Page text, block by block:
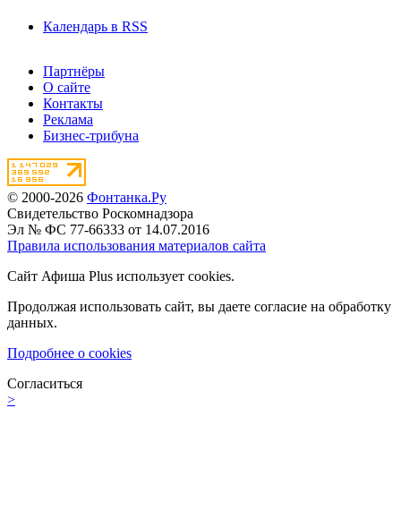
Календарь в RSS
Партнёры
О сайте
Контакты
Реклама
Бизнес-трибуна
© 2000-2026 Фонтанка.Ру
Свидетельство Роскомнадзора
Эл № ФС 77-66333 от 14.07.2016
Правила использования материалов сайта
Сайт Афиша Plus использует cookies.
Продолжая использовать сайт, вы даете согласие на обработку
данных.
Подробнее о cookies
Согласиться
>